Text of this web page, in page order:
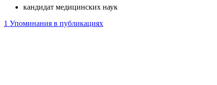
кандидат медицинских наук
1 Упоминания в публикациях